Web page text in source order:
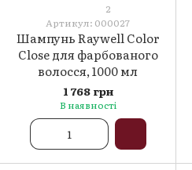
2
Артикул: 000027
Шампунь Raywell Color
Close для фарбованого
волосся, 1000 мл
1 768 грн
В наявності